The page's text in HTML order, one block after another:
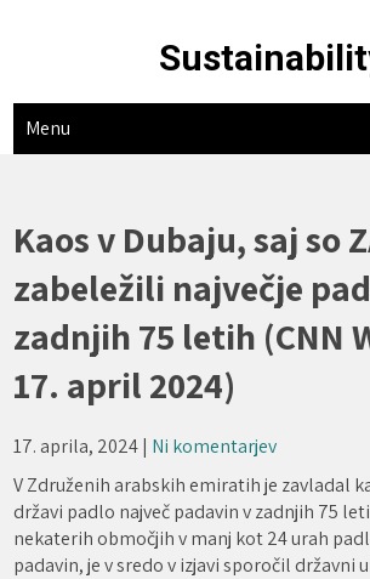
Menu
Kaos v Dubaju, saj so
zabeležili največje
zadnjih 75 letih (CNN
17. april 2024)
17. aprila, 2024| Ni komentarjev
V Združenih arabskih emiratih je zavladal
državi padlo največ padavin v zadnjih 75
nekaterih območjih v manj kot 24 urah
padavin, je v sredo v izjavi sporočil državni